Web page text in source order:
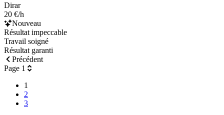
Dirar
20 €/h
Nouveau
Résultat impeccable
Travail soigné
Résultat garanti
Précédent
Page 1
1
2
3